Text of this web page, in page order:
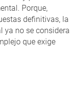
Porque,
definitivas, la
ya no se considera
que exige